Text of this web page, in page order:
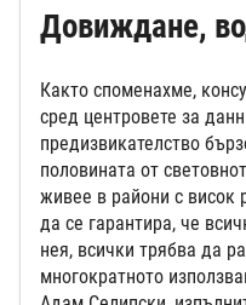
Довиждане,
Както споменахме,
сред центровете за
предизвикателство
половината от
живее в райони с висок
да се гарантира, че
нея, всички трябва да
многократното